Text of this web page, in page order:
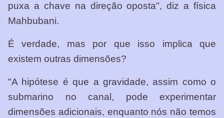
puxa a chave na direção oposta", diz a física
Mahbubani.
É verdade, mas por que isso implica que
existem outras dimensões?
"A hipótese é que a gravidade, assim como o
submarino no canal, pode experimentar
dimensões adicionais, enquanto nós não temos